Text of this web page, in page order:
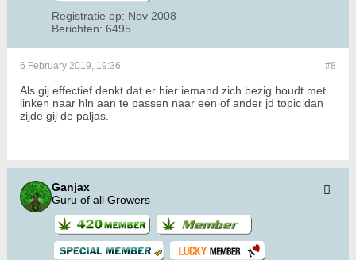
Registratie op: Nov 2008
Berichten: 6495
#8
6 February 2019, 19:36
Als gij effectief denkt dat er hier iemand zich bezig houdt met
linken naar hln aan te passen naar een of ander jd topic dan
zijde gij de paljas.
Ganjax
Guru of all Growers